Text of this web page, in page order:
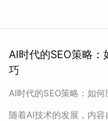
AI时代的SEO策略
巧
AI时代的SEO策略：如
随着AI技术的发展，内